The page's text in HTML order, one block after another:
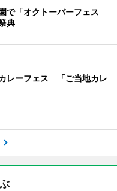
で「オクトーバーフェス
典
レーフェス 「ご当地カレ